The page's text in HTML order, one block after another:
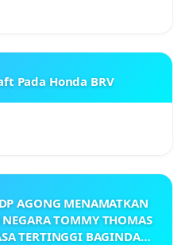
Pada Honda BRV
AGONG MENAMATKAN
TOMMY THOMAS
TERTINGGI BAGINDA